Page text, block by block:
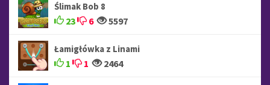
Ślimak Bob 8
23 6 5597
Łamigłówka z Linami
1 1 2464